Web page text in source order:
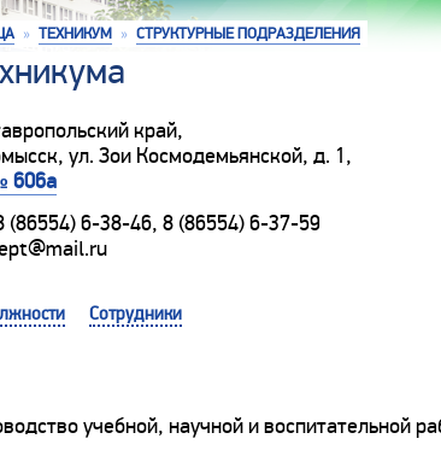
» ТЕХНИКУМ » СТРУКТУРНЫЕ ПОДРАЗДЕЛЕНИЯ
край,
ул. Зои Космодемьянской, д. 1,
606а
(86554) 6-38-46, 8 (86554) 6-37-59
Сотрудники
учебной, научной и воспитательной